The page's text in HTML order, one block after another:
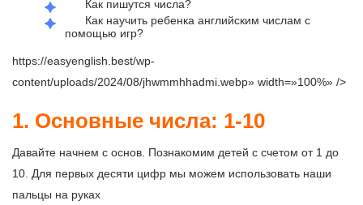
Как пишутся числа?
Как научить ребенка английским числам с
помощью игр?
https://easyenglish.best/wp-
content/uploads/2024/08/jhwmmhhadmi.webp» width=»100%» />
1. Основные числа: 1-10
Давайте начнем с основ. Познакомим детей с счетом от 1 до
10. Для первых десяти цифр мы можем использовать наши
пальцы на руках